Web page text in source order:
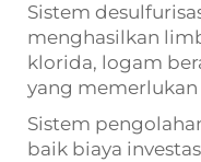
Sistem
menghasilkan
klorida, logam
yang
Sistem
baik biaya